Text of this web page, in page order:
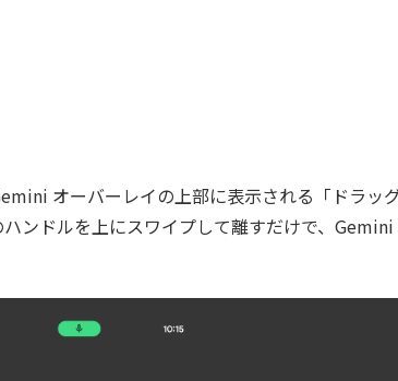
オーバーレイの上部に表示される「ドラッ
ンドルを上にスワイプして離すだけで、